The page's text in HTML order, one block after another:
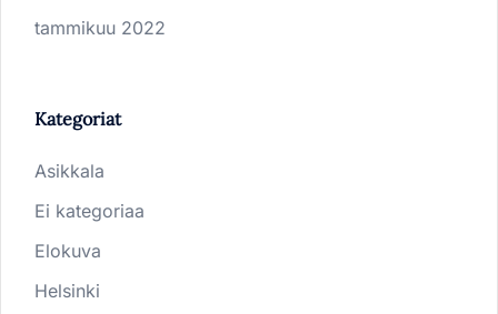
tammikuu 2022
Kategoriat
Asikkala
Ei kategoriaa
Elokuva
Helsinki